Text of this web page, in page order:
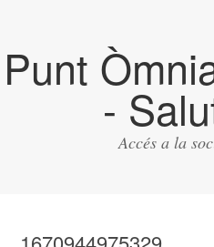
Punt
-
Accés a la